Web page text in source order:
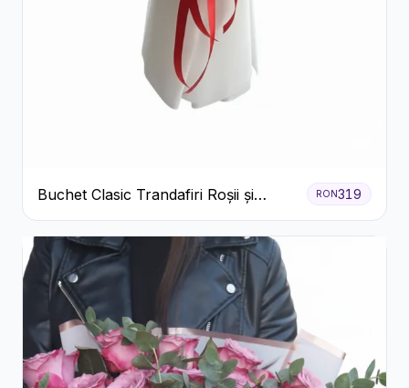
Buchet Clasic Trandafiri Roșii și
Eucalipt
RON319